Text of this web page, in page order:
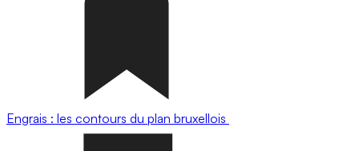
Engrais : les contours du plan bruxellois